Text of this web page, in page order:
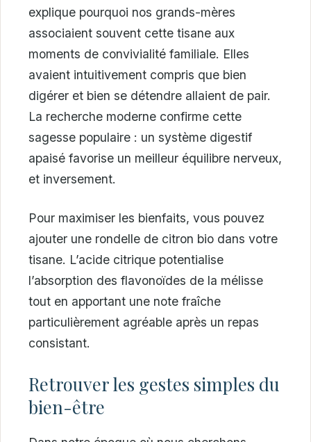
explique pourquoi nos grands-mères
associaient souvent cette tisane aux
moments de convivialité familiale. Elles
avaient intuitivement compris que bien
digérer et bien se détendre allaient de pair.
La recherche moderne confirme cette
sagesse populaire : un système digestif
apaisé favorise un meilleur équilibre nerveux,
et inversement.
Pour maximiser les bienfaits, vous pouvez
ajouter une rondelle de citron bio dans votre
tisane. L’acide citrique potentialise
l’absorption des flavonoïdes de la mélisse
tout en apportant une note fraîche
particulièrement agréable après un repas
consistant.
Retrouver les gestes simples du
bien-être